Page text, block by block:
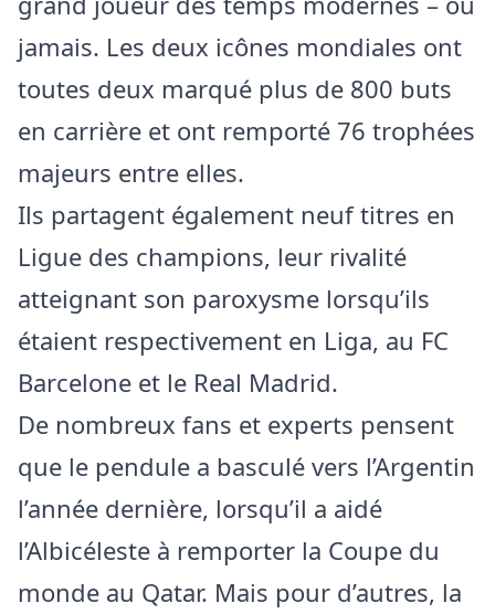
jamais. Les deux icônes mondiales ont
toutes deux marqué plus de 800 buts
en carrière et ont remporté 76 trophées
majeurs entre elles.
Ils partagent également neuf titres en
Ligue des champions, leur rivalité
atteignant son paroxysme lorsqu’ils
étaient respectivement en Liga, au FC
Barcelone et le Real Madrid.
De nombreux fans et experts pensent
que le pendule a basculé vers l’Argentin
l’année dernière, lorsqu’il a aidé
l’Albicéleste à remporter la Coupe du
monde au Qatar. Mais pour d’autres, la